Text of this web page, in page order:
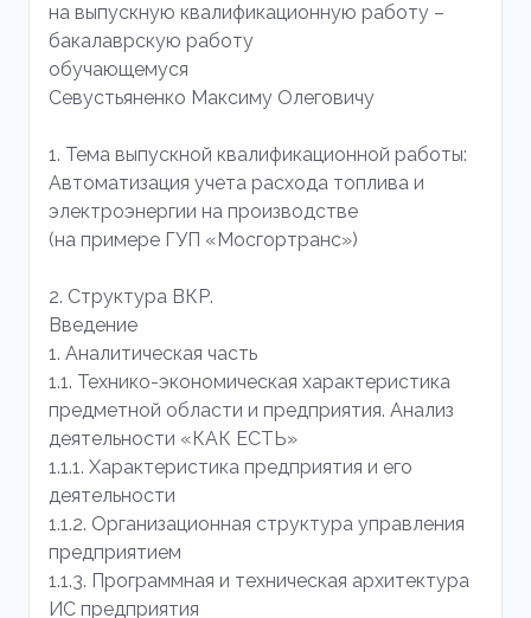
на выпускную квалификационную работу –
бакалаврскую работу
обучающемуся
Севустьяненко Максиму Олеговичу
1. Тема выпускной квалификационной работы:
Автоматизация учета расхода топлива и
электроэнергии на производстве
(на примере ГУП «Мосгортранс»)
2. Структура ВКР.
Введение
1. Аналитическая часть
1.1. Технико-экономическая характеристика
предметной области и предприятия. Анализ
деятельности «КАК ЕСТЬ»
1.1.1. Характеристика предприятия и его
деятельности
1.1.2. Организационная структура управления
предприятием
1.1.3. Программная и техническая архитектура
ИС предприятия